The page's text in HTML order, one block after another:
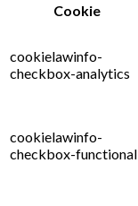
Cookie
cookielawinfo-
checkbox-analytics
cookielawinfo-
checkbox-functional